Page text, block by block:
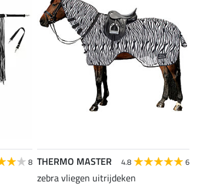
8 THERMO MASTER 4.8 6
zebra vliegen uitrijdeken